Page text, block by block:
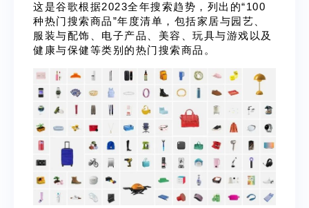
这是谷歌根据2023全年搜索趋势，列出的“100
种热门搜索商品”年度清单，包括家居与园艺、
服装与配饰、电子产品、美容、玩具与游戏以及
健康与保健等类别的热门搜索商品。